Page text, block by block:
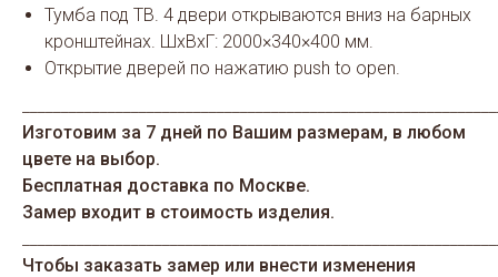
Тумба под ТВ. 4 двери открываются вниз на барных
кронштейнах. ШхВхГ: 2000×340×400 мм.
Открытие дверей по нажатию push to open.
Изготовим за 7 дней по Вашим размерам, в любом
цвете на выбор.
Бесплатная доставка по Москве.
Замер входит в стоимость изделия.
Чтобы заказать замер или внести изменения